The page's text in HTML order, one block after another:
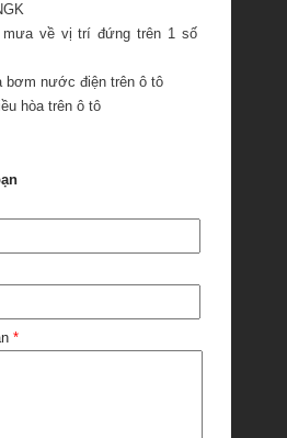
mưa về vị trí đứng trên 1 số
bơm nước điện trên ô tô
hòa trên ô tô
*